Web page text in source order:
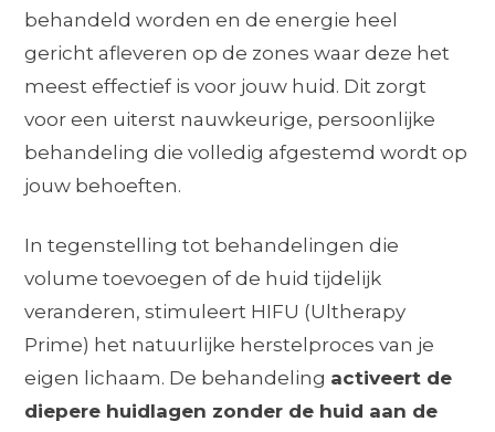
behandeld worden en de energie heel
gericht afleveren op de zones waar deze het
meest effectief is voor jouw huid. Dit zorgt
voor een uiterst nauwkeurige, persoonlijke
behandeling die volledig afgestemd wordt op
jouw behoeften.
In tegenstelling tot behandelingen die
volume toevoegen of de huid tijdelijk
veranderen, stimuleert HIFU (Ultherapy
Prime) het natuurlijke herstelproces van je
eigen lichaam. De behandeling activeert de
diepere huidlagen zonder de huid aan de